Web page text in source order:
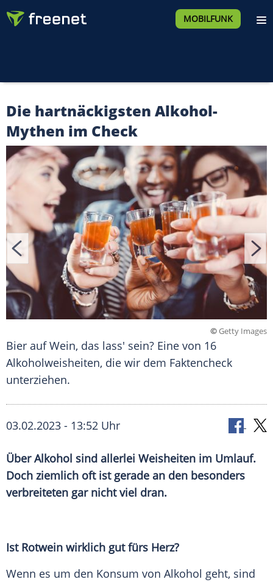
MOBILFUNK
Die hartnäckigsten Alkohol-
Mythen im Check
©Getty Images
Bier auf Wein, das lass' sein? Eine von 16
Alkoholweisheiten, die wir dem Faktencheck
unterziehen.
03.02.2023 - 13:52 Uhr
Über Alkohol sind allerlei Weisheiten im Umlauf.
Doch ziemlich oft ist gerade an den besonders
verbreiteten gar nicht viel dran.
Ist Rotwein wirklich gut fürs Herz?
Wenn es um den Konsum von Alkohol geht, sind